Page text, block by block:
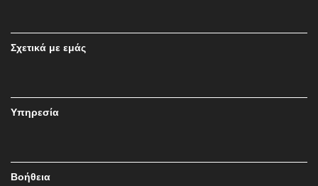
Σχετικά με εμάς
Υπηρεσία
Βοήθεια